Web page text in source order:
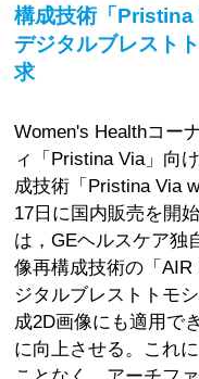
構成技術「
デジタルブレスト
求
Women's Healthコー
ィ「Pristina Via」向
成技術「Pristina Via
17日に国内販売を開
は，GEヘルスケア独
像再構成技術の「
ジタルブレストトモ
成2D画像にも適用で
に向上させる。これ